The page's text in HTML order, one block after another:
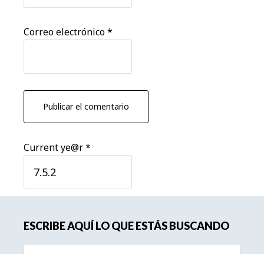
Correo electrónico*
Current ye@r*
lateral
ESCRIBE AQUÍ LO QUE ESTÁS BUSCANDO